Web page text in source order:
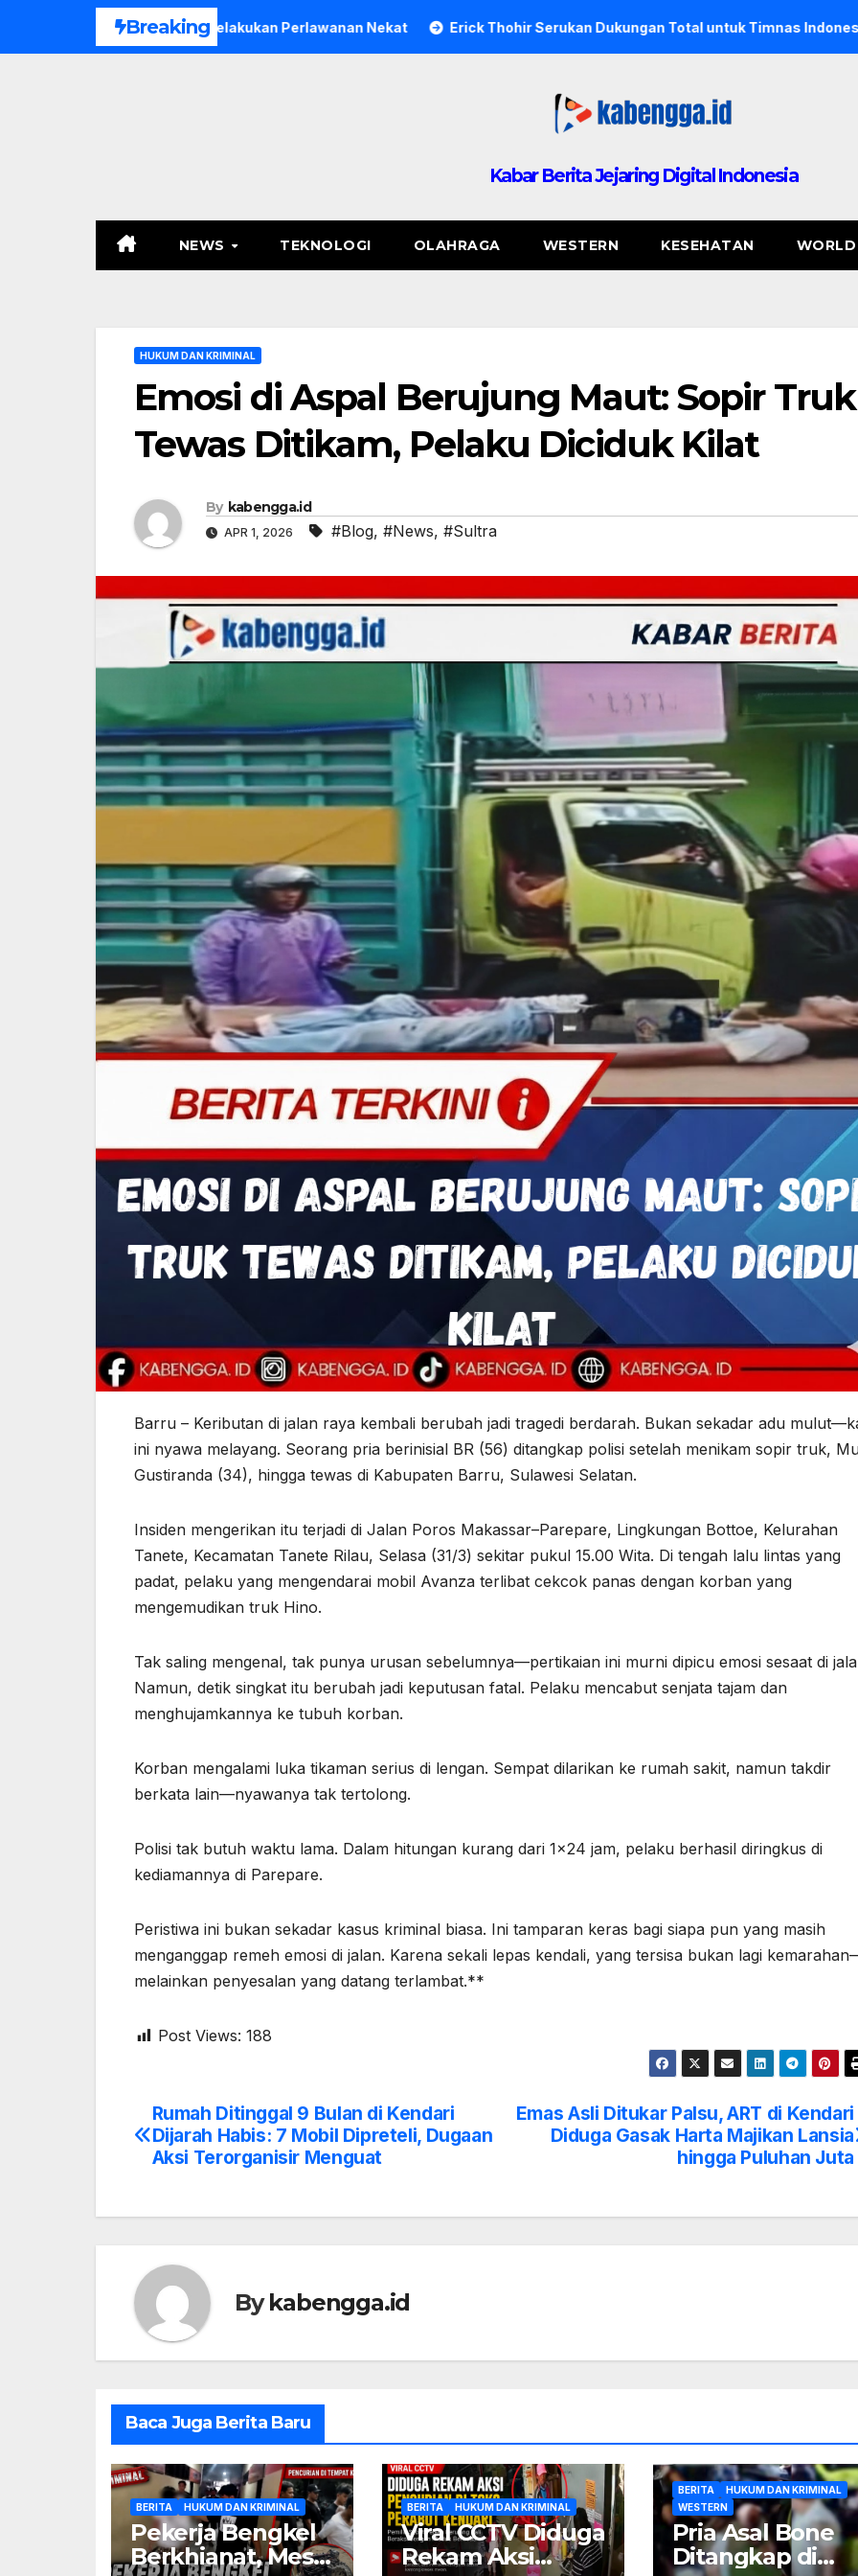
Breaking
Setelah Melakukan Perlawanan Nekat Erick Thohir Serukan Dukungan Total untuk Timnas Indonesia, Regenerasi
Kabar Berita Jejaring Digital Indonesia
NEWS TEKNOLOGI OLAHRAGA WESTERN KESEHATAN WORLD
HUKUM DAN KRIMINAL
Emosi di Aspal Berujung Maut: Sopir Truk
Tewas Ditikam, Pelaku Diciduk Kilat
By kabengga.id
APR 1, 2026 #Blog, #News, #Sultra
Barru – Keributan di jalan raya kembali berubah jadi tragedi berdarah. Bukan sekadar adu
ini nyawa melayang. Seorang pria berinisial BR (56) ditangkap polisi setelah menikam sopir truk,
Gustiranda (34), hingga tewas di Kabupaten Barru, Sulawesi Selatan.
Insiden mengerikan itu terjadi di Jalan Poros Makassar–Parepare, Lingkungan Bottoe, Kelurahan
Tanete, Kecamatan Tanete Rilau, Selasa (31/3) sekitar pukul 15.00 Wita. Di tengah lalu lintas yang
padat, pelaku yang mengendarai mobil Avanza terlibat cekcok panas dengan korban yang
mengemudikan truk Hino.
Tak saling mengenal, tak punya urusan sebelumnya—pertikaian ini murni dipicu emosi sesaat di
Namun, detik singkat itu berubah jadi keputusan fatal. Pelaku mencabut senjata tajam dan
menghujamkannya ke tubuh korban.
Korban mengalami luka tikaman serius di lengan. Sempat dilarikan ke rumah sakit, namun takdir
berkata lain—nyawanya tak tertolong.
Polisi tak butuh waktu lama. Dalam hitungan kurang dari 1×24 jam, pelaku berhasil diringkus di
kediamannya di Parepare.
Peristiwa ini bukan sekadar kasus kriminal biasa. Ini tamparan keras bagi siapa pun yang masih
menganggap remeh emosi di jalan. Karena sekali lepas kendali, yang tersisa bukan lagi
melainkan penyesalan yang datang terlambat.**
Post Views: 188
Post
navigation
Emas Asli Ditukar Palsu, ART di Kendari
Diduga Gasak Harta Majikan Lansia
hingga Puluhan Juta
Rumah Ditinggal 9 Bulan di Kendari
Dijarah Habis: 7 Mobil Dipreteli, Dugaan
Aksi Terorganisir Menguat
Bykabengga.id
Baca Juga Berita Baru
BERITA HUKUM DAN KRIMINAL
Pekerja Bengkel
Berkhianat, Mesin
BERITA HUKUM DAN KRIMINAL
Viral CCTV Diduga
Rekam Aksi
BERITA
HUKUM DAN KRIMINAL
WESTERN
Pria Asal Bone
Ditangkap di